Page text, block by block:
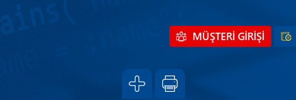
MÜŞTERİ GİRİŞİ